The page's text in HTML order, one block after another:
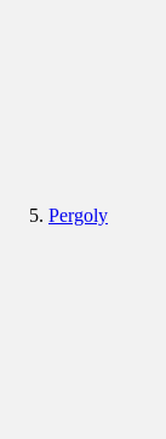
Pergoly